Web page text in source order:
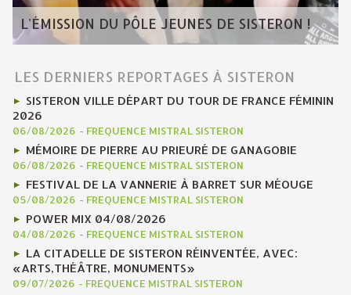
L'ÉMISSION DU PÔLE JEUNES DE SISTERON !
LES DERNIERS REPORTAGES À SISTERON
SISTERON VILLE DÉPART DU TOUR DE FRANCE FÉMININ
2026
06/08/2026 - FREQUENCE MISTRAL SISTERON
MÉMOIRE DE PIERRE AU PRIEURÉ DE GANAGOBIE
06/08/2026 - FREQUENCE MISTRAL SISTERON
FESTIVAL DE LA VANNERIE À BARRET SUR MÉOUGE
05/08/2026 - FREQUENCE MISTRAL SISTERON
POWER MIX 04/08/2026
04/08/2026 - FREQUENCE MISTRAL SISTERON
LA CITADELLE DE SISTERON RÉINVENTÉE, AVEC:
«ARTS,THÉÂTRE, MONUMENTS»
09/07/2026 - FREQUENCE MISTRAL SISTERON